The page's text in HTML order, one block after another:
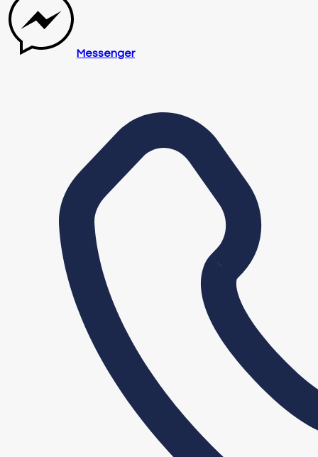
Messenger